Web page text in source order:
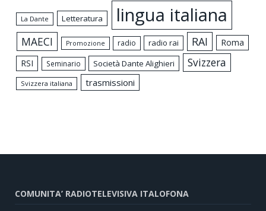
La Dante Letteratura lingua italiana
MAECI Promozione radio radio rai RAI
Roma
RSI
Seminario Società Dante Alighieri Svizzera
Svizzera italiana trasmissioni
COMUNITA’ RADIOTELEVISIVA ITALOFONA